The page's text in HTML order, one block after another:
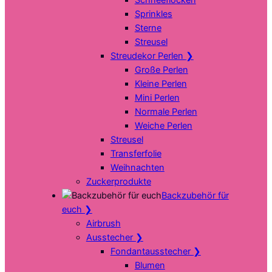
Sprinkles
Sterne
Streusel
Streudekor Perlen ❯
Große Perlen
Kleine Perlen
Mini Perlen
Normale Perlen
Weiche Perlen
Streusel
Transferfolie
Weihnachten
Zuckerprodukte
Backzubehör für
euch ❯
Airbrush
Ausstecher ❯
Fondantausstecher ❯
Blumen